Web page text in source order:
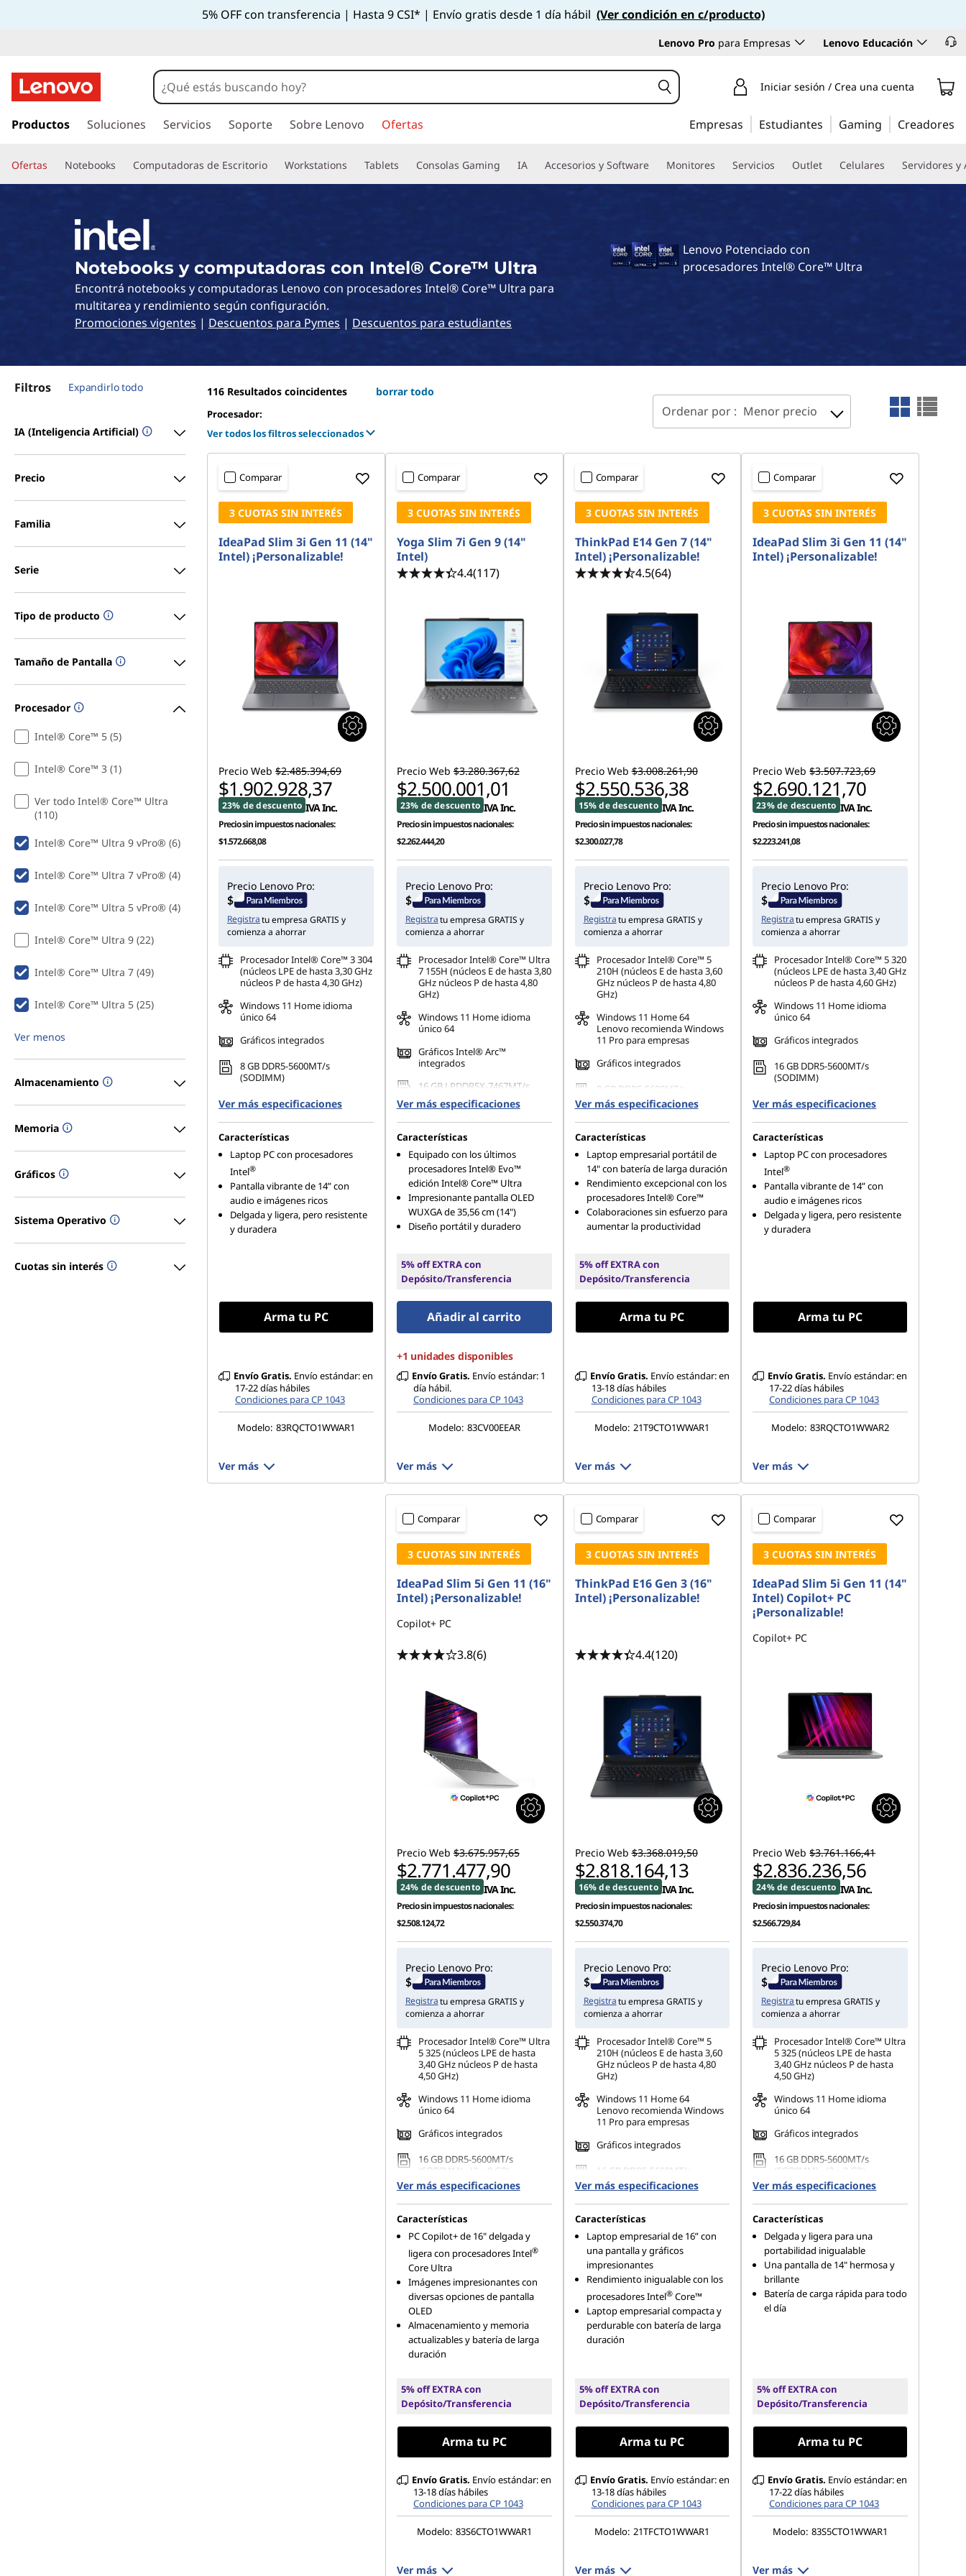
5% OFF con transferencia | Hasta 9 CSI* | Envío gratis desde 1 día hábil (Ver condición en c/producto)
Lenovo Pro para Empresas Lenovo Educación
r
c
o
a
Iniciar sesión / Crea una cuenta
Productos Soluciones Servicios Soporte Sobre Lenovo Ofertas Empresas Estudiantes Gaming Creadores
Ofertas Notebooks Computadoras de Escritorio Workstations Tablets Consolas Gaming IA Accesorios y Software Monitores Servicios Outlet Celulares Servidores y
Notebooks y computadoras con Intel® Core™ Ultra
Encontrá notebooks y computadoras Lenovo con procesadores Intel® Core™ Ultra para
multitarea y rendimiento según configuración.
Promociones vigentes | Descuentos para Pymes | Descuentos para estudiantes
Lenovo Potenciado con
procesadores Intel® Core™ Ultra
Filtros Expandirlo todo
IA (Inteligencia Artificial)
Precio
Familia
Serie
Tipo de producto
Tamaño de Pantalla
Procesador
Intel® Core™ 5 (5)
Intel® Core™ 3 (1)
Ver todo Intel® Core™ Ultra
(110)
Intel® Core™ Ultra 9 vPro® (6)
Intel® Core™ Ultra 7 vPro® (4)
Intel® Core™ Ultra 5 vPro® (4)
Intel® Core™ Ultra 9 (22)
Intel® Core™ Ultra 7 (49)
Intel® Core™ Ultra 5 (25)
Ver menos
Almacenamiento
Memoria
Gráficos
Sistema Operativo
Cuotas sin interés
116 Resultados coincidentes borrar todo
Procesador:
Intel® Core™ Ultra 9 vPro®
Intel® Core™ Ultra 7 vPro®
Intel® Core™ Ultra 7
Intel® Core™ Ultra 5
Ver todos los filtros seleccionados
Ordenar por : Menor precio
Comparar
3 CUOTAS SIN INTERÉS
IdeaPad Slim 3i Gen 11 (14"
Intel) ¡Personalizable!
Precio Web $2.485.394,69
$1.902.928,37
23% de descuento IVA Inc.
Precio sin impuestos nacionales:
$1.572.668,08
Precio Lenovo Pro:
Registratu empresa GRATIS y
comienza a ahorrar
Procesador Intel® Core™ 3 304
(núcleos LPE de hasta 3,30 GHz
núcleos P de hasta 4,30 GHz)
Windows 11 Home idioma
único 64
Gráficos integrados
8 GB DDR5-5600MT/s
(SODIMM)
Ver más especificaciones
Características
Laptop PC con procesadores
Intel®
Pantalla vibrante de 14” con
audio e imágenes ricos
Delgada y ligera, pero resistente
y duradera
Arma tu PC
Envío Gratis. Envío estándar: en
17-22 días hábiles
Condiciones para CP 1043
Modelo: 83RQCTO1WWAR1
Ver más
Comparar
3 CUOTAS SIN INTERÉS
Yoga Slim 7i Gen 9 (14"
Intel)
4.4(117)
Precio Web $3.280.367,62
$2.500.001,01
23% de descuento IVA Inc.
Precio sin impuestos nacionales:
$2.262.444,20
Precio Lenovo Pro:
Registratu empresa GRATIS y
comienza a ahorrar
Procesador Intel® Core™ Ultra
7 155H (núcleos E de hasta 3,80
GHz núcleos P de hasta 4,80
GHz)
Windows 11 Home idioma
único 64
Gráficos Intel® Arc™
integrados
16 GB LPDDR5X-7467MT/s
(soldado)
Ver más especificaciones
Características
Equipado con los últimos
procesadores Intel® Evo™
edición Intel® Core™ Ultra
Impresionante pantalla OLED
WUXGA de 35,56 cm (14")
Diseño portátil y duradero
5% off EXTRA con
Depósito/Transferencia
Añadir al carrito
+1 unidades disponibles
Envío Gratis. Envío estándar: 1
día hábil.
Condiciones para CP 1043
Modelo: 83CV00EEAR
Ver más
Comparar
3 CUOTAS SIN INTERÉS
ThinkPad E14 Gen 7 (14"
Intel) ¡Personalizable!
4.5(64)
Precio Web $3.008.261,90
$2.550.536,38
15% de descuento IVA Inc.
Precio sin impuestos nacionales:
$2.300.027,78
Precio Lenovo Pro:
Registratu empresa GRATIS y
comienza a ahorrar
Procesador Intel® Core™ 5
210H (núcleos E de hasta 3,60
GHz núcleos P de hasta 4,80
GHz)
Windows 11 Home 64
Lenovo recomienda Windows
11 Pro para empresas
Gráficos integrados
8 GB DDR5-5600MT/s
(SODIMM)
Ver más especificaciones
Características
Laptop empresarial portátil de
14" con batería de larga duración
Rendimiento excepcional con los
procesadores Intel® Core™
Colaboraciones sin esfuerzo para
aumentar la productividad
5% off EXTRA con
Depósito/Transferencia
Arma tu PC
Envío Gratis. Envío estándar: en
13-18 días hábiles
Condiciones para CP 1043
Modelo: 21T9CTO1WWAR1
Ver más
Comparar
3 CUOTAS SIN INTERÉS
IdeaPad Slim 3i Gen 11 (14"
Intel) ¡Personalizable!
Precio Web $3.507.723,69
$2.690.121,70
23% de descuento IVA Inc.
Precio sin impuestos nacionales:
$2.223.241,08
Precio Lenovo Pro:
Registratu empresa GRATIS y
comienza a ahorrar
Procesador Intel® Core™ 5 320
(núcleos LPE de hasta 3,40 GHz
núcleos P de hasta 4,60 GHz)
Windows 11 Home idioma
único 64
Gráficos integrados
16 GB DDR5-5600MT/s
(SODIMM)
Ver más especificaciones
Características
Laptop PC con procesadores
Intel®
Pantalla vibrante de 14” con
audio e imágenes ricos
Delgada y ligera, pero resistente
y duradera
Arma tu PC
Envío Gratis. Envío estándar: en
17-22 días hábiles
Condiciones para CP 1043
Modelo: 83RQCTO1WWAR2
Ver más
Comparar
3 CUOTAS SIN INTERÉS
IdeaPad Slim 5i Gen 11 (16"
Intel) ¡Personalizable!
Copilot+ PC
3.8(6)
Precio Web $3.675.957,65
$2.771.477,90
24% de descuento IVA Inc.
Precio sin impuestos nacionales:
$2.508.124,72
Precio Lenovo Pro:
Registratu empresa GRATIS y
comienza a ahorrar
Procesador Intel® Core™ Ultra
5 325 (núcleos LPE de hasta
3,40 GHz núcleos P de hasta
4,50 GHz)
Windows 11 Home idioma
único 64
Gráficos integrados
16 GB DDR5-5600MT/s
(SODIMM) - (2 x 8 GB)
Ver más especificaciones
Características
PC Copilot+ de 16" delgada y
ligera con procesadores Intel®
Core Ultra
Imágenes impresionantes con
diversas opciones de pantalla
OLED
Almacenamiento y memoria
actualizables y batería de larga
duración
5% off EXTRA con
Depósito/Transferencia
Arma tu PC
Envío Gratis. Envío estándar: en
13-18 días hábiles
Condiciones para CP 1043
Modelo: 83S6CTO1WWAR1
Ver más
Comparar
3 CUOTAS SIN INTERÉS
ThinkPad E16 Gen 3 (16"
Intel) ¡Personalizable!
4.4(120)
Precio Web $3.368.019,50
$2.818.164,13
16% de descuento IVA Inc.
Precio sin impuestos nacionales:
$2.550.374,70
Precio Lenovo Pro:
Registratu empresa GRATIS y
comienza a ahorrar
Procesador Intel® Core™ 5
210H (núcleos E de hasta 3,60
GHz núcleos P de hasta 4,80
GHz)
Windows 11 Home 64
Lenovo recomienda Windows
11 Pro para empresas
Gráficos integrados
16 GB DDR5-5600MT/s
(SODIMM)
Ver más especificaciones
Características
Laptop empresarial de 16” con
una pantalla y gráficos
impresionantes
Rendimiento inigualable con los
procesadores Intel®Core™
Laptop empresarial compacta y
perdurable con batería de larga
duración
5% off EXTRA con
Depósito/Transferencia
Arma tu PC
Envío Gratis. Envío estándar: en
13-18 días hábiles
Condiciones para CP 1043
Modelo: 21TFCTO1WWAR1
Ver más
Comparar
3 CUOTAS SIN INTERÉS
IdeaPad Slim 5i Gen 11 (14"
Intel) Copilot+ PC
¡Personalizable!
Copilot+ PC
Precio Web $3.761.166,41
$2.836.236,56
24% de descuento IVA Inc.
Precio sin impuestos nacionales:
$2.566.729,84
Precio Lenovo Pro:
Registratu empresa GRATIS y
comienza a ahorrar
Procesador Intel® Core™ Ultra
5 325 (núcleos LPE de hasta
3,40 GHz núcleos P de hasta
4,50 GHz)
Windows 11 Home idioma
único 64
Gráficos integrados
16 GB DDR5-5600MT/s
(SODIMM) - (2 x 8 GB)
Ver más especificaciones
Características
Delgada y ligera para una
portabilidad inigualable
Una pantalla de 14" hermosa y
brillante
Batería de carga rápida para todo
el día
5% off EXTRA con
Depósito/Transferencia
Arma tu PC
Envío Gratis. Envío estándar: en
17-22 días hábiles
Condiciones para CP 1043
Modelo: 83S5CTO1WWAR1
Ver más